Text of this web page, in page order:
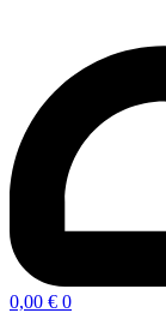
0,00 € 0